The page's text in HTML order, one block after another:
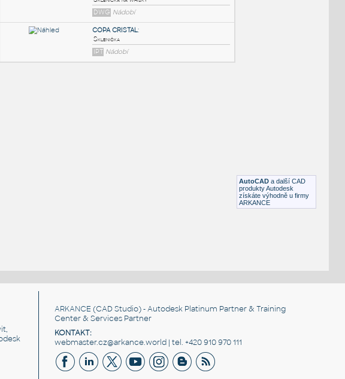
AutoCAD a další CAD
produkty Autodesk
získáte výhodně u firmy
ARKANCE
ARKANCE (CAD Studio) - Autodesk Platinum Partner & Training
Center & Services Partner
KONTAKT:
webmaster.cz@arkance.world | tel. +420 910 970 111